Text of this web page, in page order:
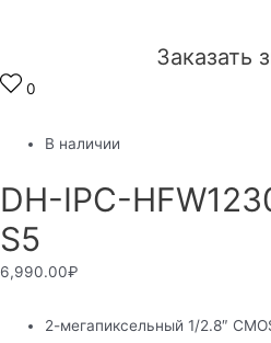
Заказать
0
В наличии
DH-IPC-
S5
6,990.00₽
2-мегапиксельный 1/2.8″